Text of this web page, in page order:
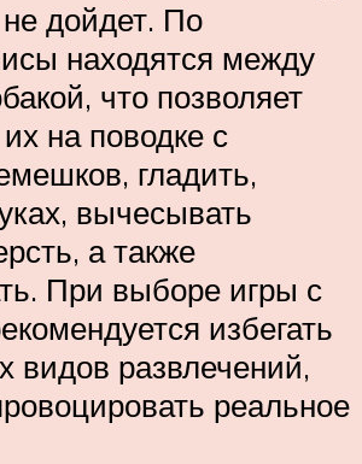
дойдет. По
находятся между
что позволяет
на поводке с
гладить,
вычесывать
а также
При выборе игры с
избегать
видов развлечений,
реальное